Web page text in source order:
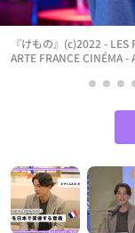
『けもの』(c)2022 -
ARTE FRANCE CINÉMA -